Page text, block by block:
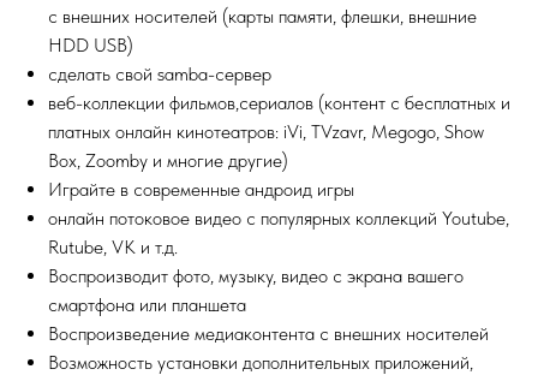
с внешних носителей (карты памяти, флешки, внешние
HDD USB)
сделать свой samba-сервер
веб-коллекции фильмов,сериалов (контент с бесплатных и
платных онлайн кинотеатров: iVi, TVzavr, Megogo, Show
Box, Zoomby и многие другие)
Играйте в современные андроид игры
онлайн потоковое видео с популярных коллекций Youtube,
Rutube, VK и т.д.
Воспроизводит фото, музыку, видео с экрана вашего
смартфона или планшета
Воспроизведение медиаконтента с внешних носителей
Возможность установки дополнительных приложений,